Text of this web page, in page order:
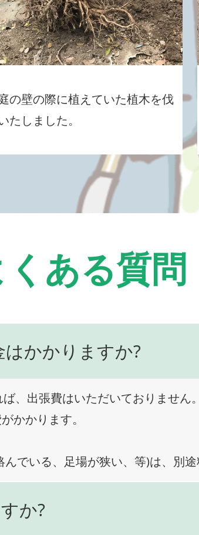
の壁の際に植えていた植木を伐
たしました。
くある質問
かかりますか?
、出張費はいただいておりません。
かかります。
でいる、足場が狭い、等)は、別途
か?